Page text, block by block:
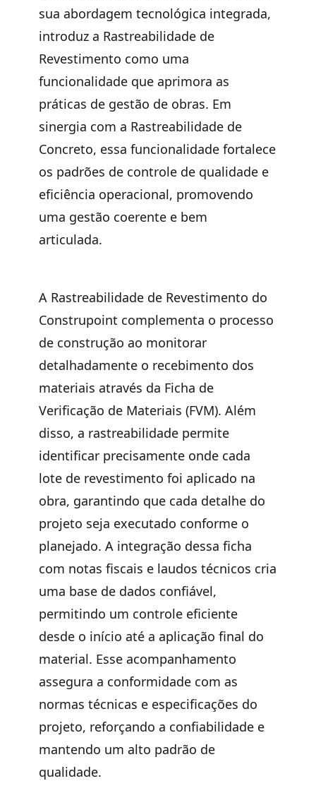
sua abordagem tecnológica integrada,
introduz a Rastreabilidade de
Revestimento como uma
funcionalidade que aprimora as
práticas de gestão de obras. Em
sinergia com a Rastreabilidade de
Concreto, essa funcionalidade fortalece
os padrões de controle de qualidade e
eficiência operacional, promovendo
uma gestão coerente e bem
articulada.
A Rastreabilidade de Revestimento do
Construpoint complementa o processo
de construção ao monitorar
detalhadamente o recebimento dos
materiais através da Ficha de
Verificação de Materiais (FVM). Além
disso, a rastreabilidade permite
identificar precisamente onde cada
lote de revestimento foi aplicado na
obra, garantindo que cada detalhe do
projeto seja executado conforme o
planejado. A integração dessa ficha
com notas fiscais e laudos técnicos cria
uma base de dados confiável,
permitindo um controle eficiente
desde o início até a aplicação final do
material. Esse acompanhamento
assegura a conformidade com as
normas técnicas e especificações do
projeto, reforçando a confiabilidade e
mantendo um alto padrão de
qualidade.